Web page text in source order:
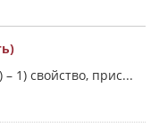
– 1) свойство, прис...